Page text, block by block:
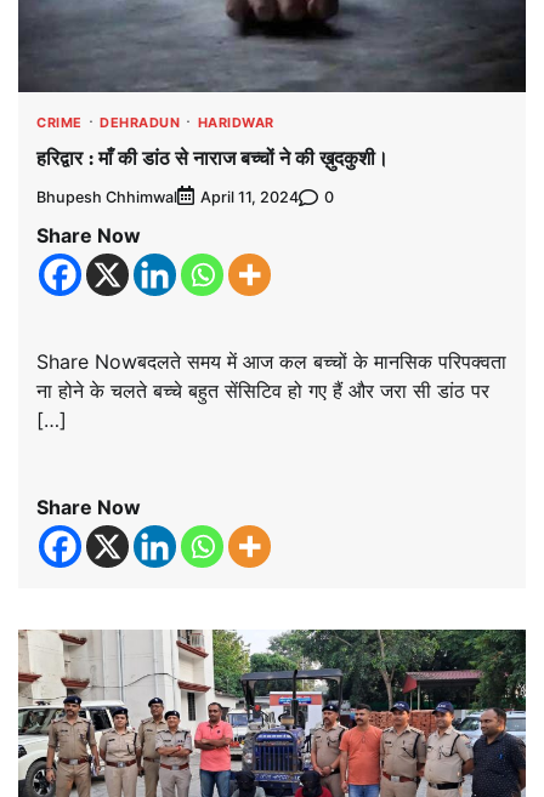
CRIME DEHRADUN HARIDWAR
हरिद्वार : माँ की डांठ से नाराज बच्चों ने की ख़ुदकुशी।
Bhupesh Chhimwal April 11, 2024 0
Share Now
Share Nowबदलते समय में आज कल बच्चों के मानसिक परिपक्वता
ना होने के चलते बच्चे बहुत सेंसिटिव हो गए हैं और जरा सी डांठ पर
[…]
Share Now